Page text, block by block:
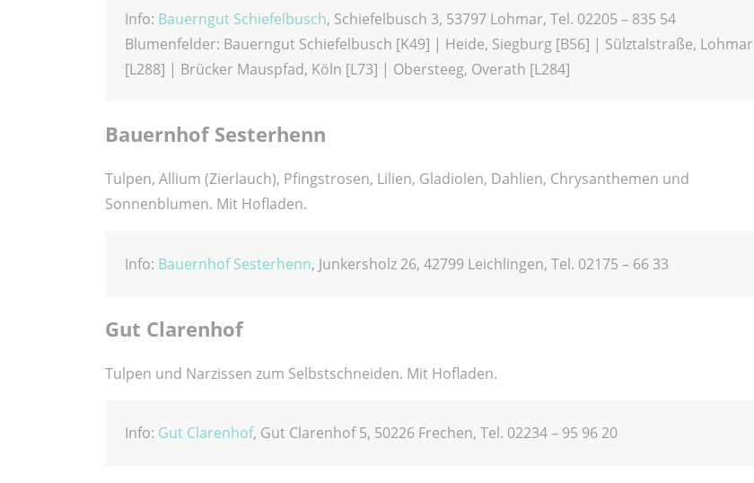
Info: Bauerngut Schiefelbusch, Schiefelbusch 3, 53797 Lohmar, Tel. 02205 – 835 54
Blumenfelder: Bauerngut Schiefelbusch [K49] | Heide, Siegburg [B56] | Sülztalstraße, Lohmar
[L288] | Brücker Mauspfad, Köln [L73] | Obersteeg, Overath [L284]
Bauernhof Sesterhenn
Tulpen, Allium (Zierlauch), Pfingstrosen, Lilien, Gladiolen, Dahlien, Chrysanthemen und
Sonnenblumen. Mit Hofladen.
Info: Bauernhof Sesterhenn, Junkersholz 26, 42799 Leichlingen, Tel. 02175 – 66 33
Gut Clarenhof
Tulpen und Narzissen zum Selbstschneiden. Mit Hofladen.
Info: Gut Clarenhof, Gut Clarenhof 5, 50226 Frechen, Tel. 02234 – 95 96 20